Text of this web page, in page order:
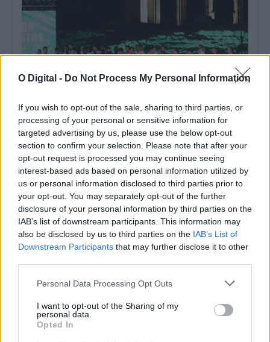
O Digital - Do Not Process My Personal Information
If you wish to opt-out of the sale, sharing to third parties, or
processing of your personal or sensitive information for
targeted advertising by us, please use the below opt-out
section to confirm your selection. Please note that after your
opt-out request is processed you may continue seeing
interest-based ads based on personal information utilized by
us or personal information disclosed to third parties prior to
your opt-out. You may separately opt-out of the further
disclosure of your personal information by third parties on the
IAB’s list of downstream participants. This information may
also be disclosed by us to third parties on the IAB’s List of
Downstream Participants that may further disclose it to other
Personal Data Processing Opt Outs
I want to opt-out of the Sharing of my
personal data.
Opted In
Liga 3 arranca este fim de semana com Lusitano de Évora em
cena: Conheça o calendário
A Liga 3 Placard arranca este fim de semana, com a primeira
jornada marcada...
6 Agosto, 2026 - 14:51